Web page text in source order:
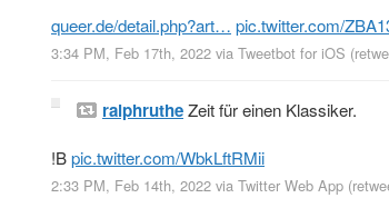
queer.de/detail.php?art… pic.twitter.com/
3:34 PM, Feb 17th, 2022 via Tweetbot for iΟS
ralphrutheZeit für einen Klassiker.
!Bpic.twitter.com/WbkLftRMii
2:33 PM, Feb 14th, 2022 via Twitter Web App